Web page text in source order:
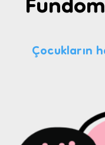
Çocukların